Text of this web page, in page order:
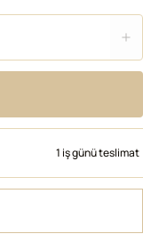
1 iş günü teslimat